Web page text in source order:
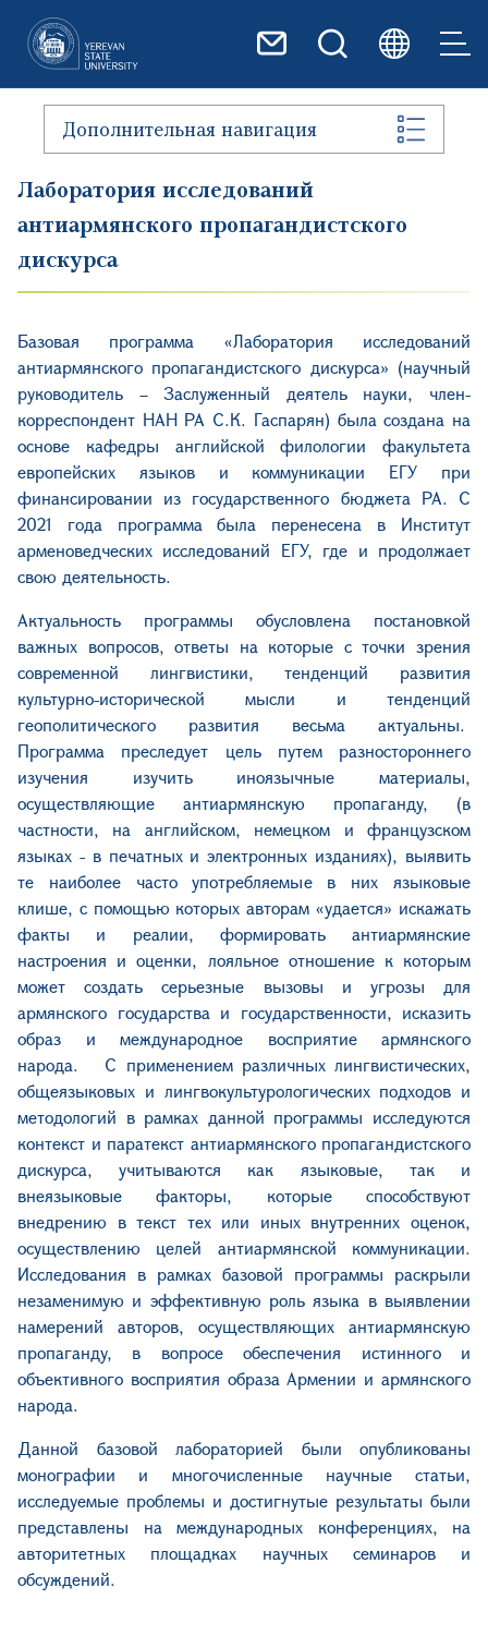
Дополнительная навигация
Лаборатория исследований
антиармянского пропагандистского
дискурса
Базовая программа «Лаборатория исследований
антиармянского пропагандистского дискурса» (научный
руководитель – Заслуженный деятель науки, член-
корреспондент НАН РА С.К. Гаспарян) была создана на
основе кафедры английской филологии факультета
европейских языков и коммуникации ЕГУ при
финансировании из государственного бюджета РА. С
2021 года программа была перенесена в Институт
арменоведческих исследований ЕГУ, где и продолжает
свою деятельность.
Актуальность программы обусловлена постановкой
важных вопросов, ответы на которые с точки зрения
современной лингвистики, тенденций развития
культурно-исторической мысли и тенденций
геополитического развития весьма актуальны.
Программа преследует цель путем разностороннего
изучения изучить иноязычные материалы,
осуществляющие антиармянскую пропаганду, (в
частности, на английском, немецком и французском
языках - в печатных и электронных изданиях), выявить
те наиболее часто употребляемые в них языковые
клише, с помощью которых авторам «удается» искажать
факты и реалии, формировать антиармянские
настроения и оценки, лояльное отношение к которым
может создать серьезные вызовы и угрозы для
армянского государства и государственности, исказить
образ и международное восприятие армянского
народа. С применением различных лингвистических,
общеязыковых и лингвокультурологических подходов и
методологий в рамках данной программы исследуются
контекст и паратекст антиармянского пропагандистского
дискурса, учитываются как языковые, так и
внеязыковые факторы, которые способствуют
внедрению в текст тех или иных внутренних оценок,
осуществлению целей антиармянской коммуникации.
Исследования в рамках базовой программы раскрыли
незаменимую и эффективную роль языка в выявлении
намерений авторов, осуществляющих антиармянскую
пропаганду, в вопросе обеспечения истинного и
объективного восприятия образа Армении и армянского
народа.
Данной базовой лабораторией были опубликованы
монографии и многочисленные научные статьи,
исследуемые проблемы и достигнутые результаты были
представлены на международных конференциях, на
авторитетных площадках научных семинаров и
обсуждений.